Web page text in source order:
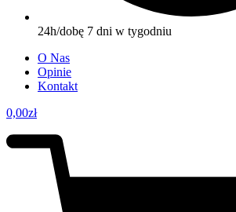
24h/dobę 7 dni w tygodniu
O Nas
Opinie
Kontakt
0,00zł